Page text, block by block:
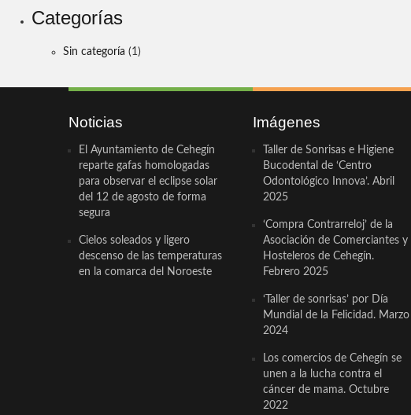
Categorías
Sin categoría (1)
Noticias
El Ayuntamiento de Cehegín
reparte gafas homologadas
para observar el eclipse solar
del 12 de agosto de forma
segura
Cielos soleados y ligero
descenso de las temperaturas
en la comarca del Noroeste
Imágenes
Taller de Sonrisas e Higiene
Bucodental de ‘Centro
Odontológico Innova’. Abril
2025
‘Compra Contrarreloj’ de la
Asociación de Comerciantes y
Hosteleros de Cehegín.
Febrero 2025
‘Taller de sonrisas’ por Día
Mundial de la Felicidad. Marzo
2024
Los comercios de Cehegín se
unen a la lucha contra el
cáncer de mama. Octubre
2022